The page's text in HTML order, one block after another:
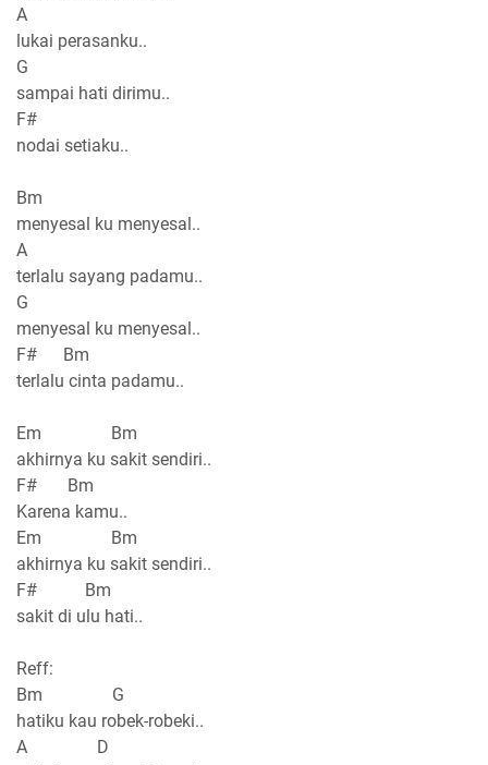
A
lukai perasanku..
G
sampai hati dirimu..
F#
nodai setiaku..
Bm
menyesal ku menyesal..
A
terlalu sayang padamu..
G
menyesal ku menyesal..
F# Bm
terlalu cinta padamu..
Em Bm
akhirnya ku sakit sendiri..
F# Bm
Karena kamu..
Em Bm
akhirnya ku sakit sendiri..
F# Bm
sakit di ulu hati..
Reff:
Bm G
hatiku kau robek-robeki..
A D